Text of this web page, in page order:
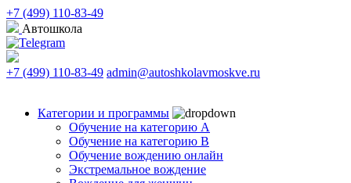
+7 (499) 110-83-49
Автошкола
+7 (499) 110-83-49 admin@autoshkolavmoskve.ru
Категории и программы
Обучение на категорию А
Обучение на категорию B
Обучение вождению онлайн
Экстремальное вождение